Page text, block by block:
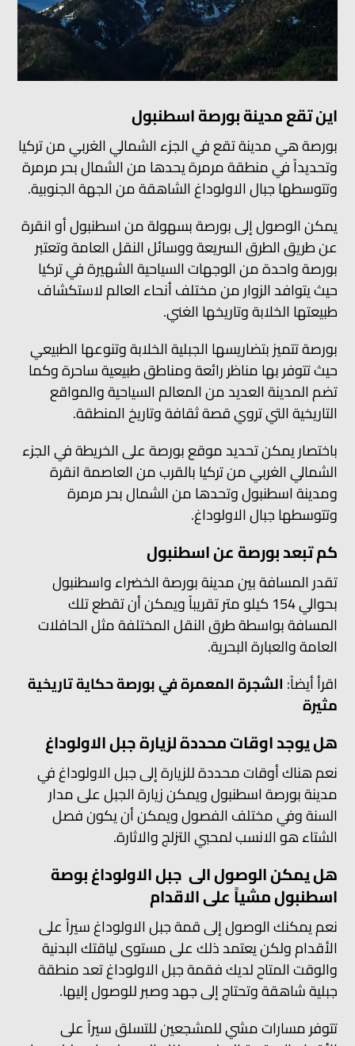
اين تقع مدينة بورصة اسطنبول
بورصة هي مدينة تقع في الجزء الشمالي الغربي من تركيا
وتحديداً في منطقة مرمرة يحدها من الشمال بحر مرمرة
وتتوسطها جبال الاولوداغ الشاهقة من الجهة الجنوبية.
يمكن الوصول إلى بورصة بسهولة من اسطنبول أو انقرة
عن طريق الطرق السريعة ووسائل النقل العامة وتعتبر
بورصة واحدة من الوجهات السياحية الشهيرة في تركيا
حيث يتوافد الزوار من مختلف أنحاء العالم لاستكشاف
طبيعتها الخلابة وتاريخها الغني.
بورصة تتميز بتضاريسها الجبلية الخلابة وتنوعها الطبيعي
حيث تتوفر بها مناظر رائعة ومناطق طبيعية ساحرة وكما
تضم المدينة العديد من المعالم السياحية والمواقع
التاريخية التي تروي قصة ثقافة وتاريخ المنطقة.
باختصار يمكن تحديد موقع بورصة على الخريطة في الجزء
الشمالي الغربي من تركيا بالقرب من العاصمة انقرة
ومدينة اسطنبول وتحدها من الشمال بحر مرمرة
وتتوسطها جبال الاولوداغ.
كم تبعد بورصة عن اسطنبول
تقدر المسافة بين مدينة بورصة الخضراء واسطنبول
بحوالي 154 كيلو متر تقريباً ويمكن أن تقطع تلك
المسافة بواسطة طرق النقل المختلفة مثل الحافلات
العامة والعبارة البحرية.
اقرأ أيضاً: الشجرة المعمرة في بورصة حكاية تاريخية
مثيرة
هل يوجد اوقات محددة لزيارة جبل الاولوداغ
نعم هناك أوقات محددة للزيارة إلى جبل الاولوداغ في
مدينة بورصة اسطنبول ويمكن زيارة الجبل على مدار
السنة وفي مختلف الفصول ويمكن أن يكون فصل
الشتاء هو الانسب لمحبي التزلج والاثارة.
هل يمكن الوصول الى جبل الاولوداغ بوصة
اسطنبول مشياً على الاقدام
نعم يمكنك الوصول إلى قمة جبل الاولوداغ سيراً على
الأقدام ولكن يعتمد ذلك على مستوى لياقتك البدنية
والوقت المتاح لديك فقمة جبل الاولوداغ تعد منطقة
جبلية شاهقة وتحتاج إلى جهد وصبر للوصول إليها.
تتوفر مسارات مشي للمشجعين للتسلق سيراً على